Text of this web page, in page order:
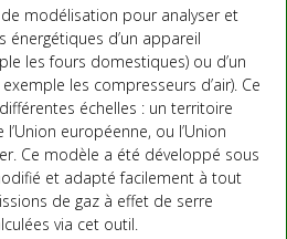
modélisation pour analyser et
d’un appareil
les fours domestiques) ou d’un
les compresseurs d’air). Ce
échelles : un territoire
européenne, ou l’Union
Ce modèle a été développé sous
et adapté facilement à tout
de gaz à effet de serre
via cet outil.